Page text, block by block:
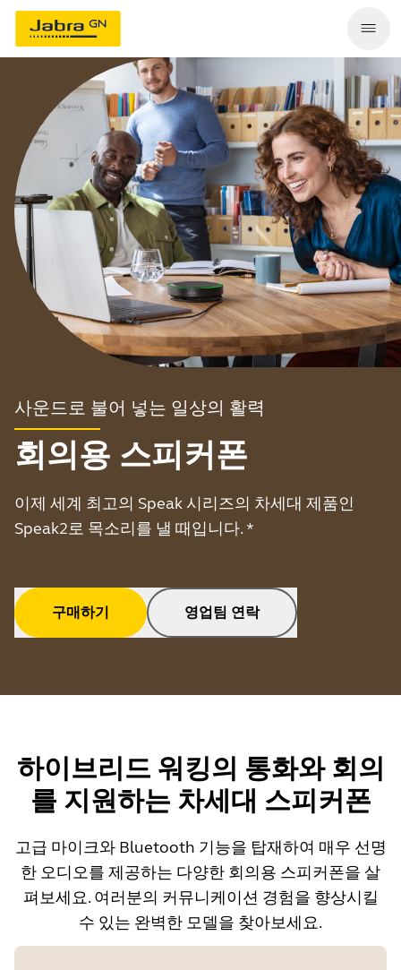
사운드로 불어 넣는 일상의 활력
회의용 스피커폰
이제 세계 최고의 Speak 시리즈의 차세대 제품인
Speak2로 목소리를 낼 때입니다. *
구매하기 영업팀 연락
하이브리드 워킹의 통화와 회의
를 지원하는 차세대 스피커폰
고급 마이크와 Bluetooth 기능을 탑재하여 매우 선명
한 오디오를 제공하는 다양한 회의용 스피커폰을 살
펴보세요. 여러분의 커뮤니케이션 경험을 향상시킬
수 있는 완벽한 모델을 찾아보세요.